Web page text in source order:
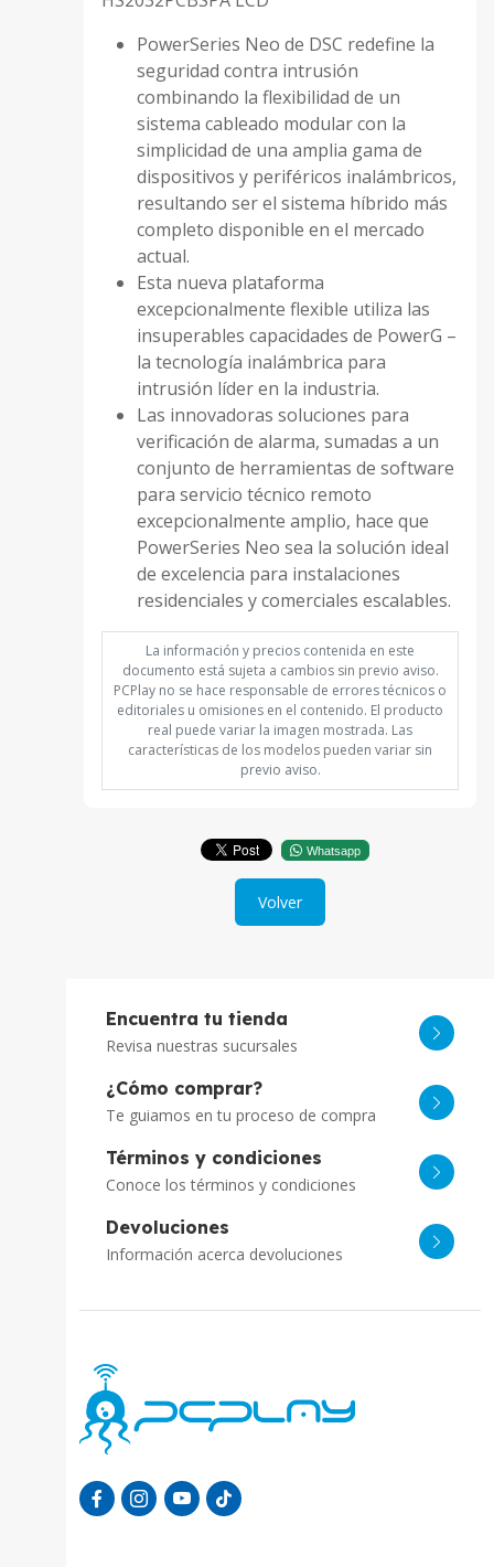
PowerSeries Neo de DSC redefine la
seguridad contra intrusión
combinando la flexibilidad de un
sistema cableado modular con la
simplicidad de una amplia gama de
dispositivos y periféricos inalámbricos,
resultando ser el sistema híbrido más
completo disponible en el mercado
actual.
Esta nueva plataforma
excepcionalmente flexible utiliza las
insuperables capacidades de PowerG –
la tecnología inalámbrica para
intrusión líder en la industria.
Las innovadoras soluciones para
verificación de alarma, sumadas a un
conjunto de herramientas de software
para servicio técnico remoto
excepcionalmente amplio, hace que
PowerSeries Neo sea la solución ideal
de excelencia para instalaciones
residenciales y comerciales escalables.
La información y precios contenida en este
documento está sujeta a cambios sin previo aviso.
PCPlay no se hace responsable de errores técnicos o
editoriales u omisiones en el contenido. El producto
real puede variar la imagen mostrada. Las
características de los modelos pueden variar sin
previo aviso.
Whatsapp
Volver
Encuentra tu tienda
Revisa nuestras sucursales
¿Cómo comprar?
Te guiamos en tu proceso de compra
Términos y condiciones
Conoce los términos y condiciones
Devoluciones
Información acerca devoluciones